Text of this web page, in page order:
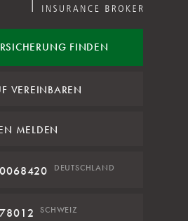
FINDEN
VEREINBAREN
MELDEN
DEUTSCHLAND
SCHWEIZ